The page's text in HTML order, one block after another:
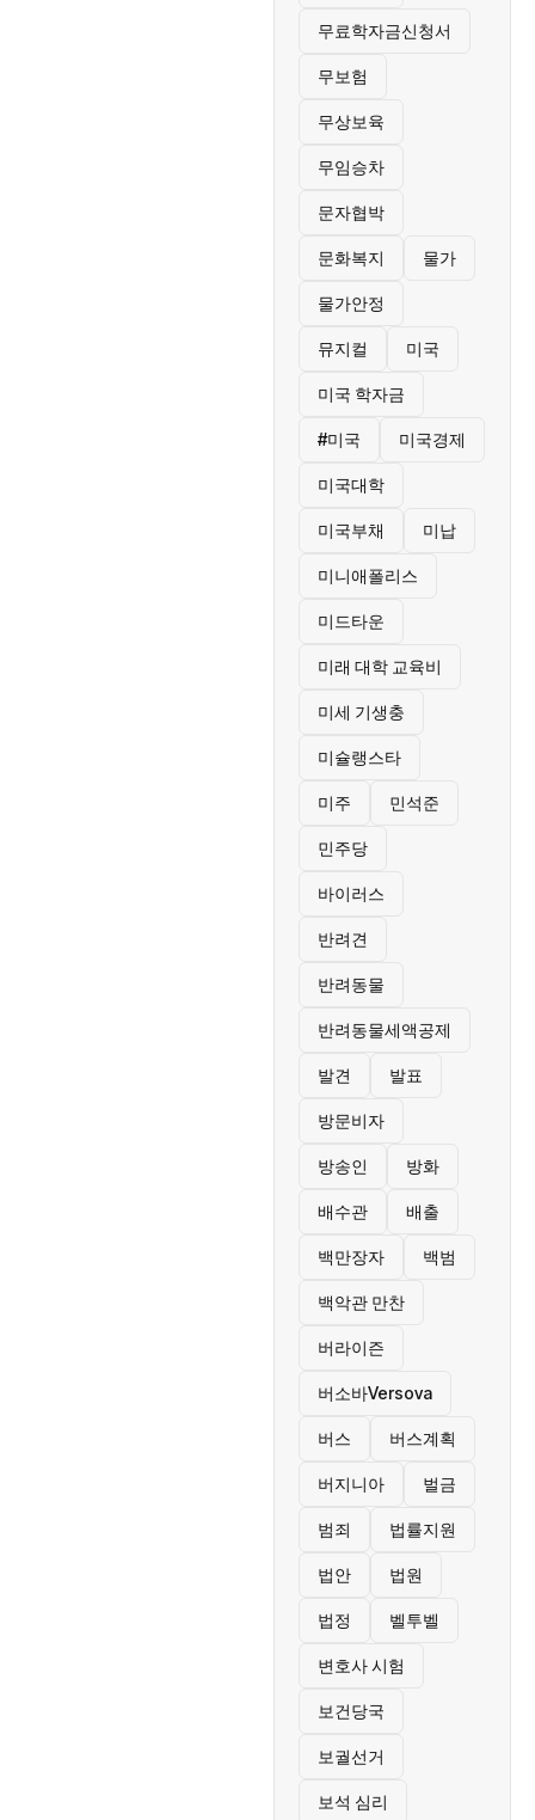
무료학자금신청서
무보험
무상보육
무임승차
문자협박
문화복지 물가
물가안정
뮤지컬 미국
미국 학자금
#미국 미국경제
미국대학
미국부채 미납
미니애폴리스
미드타운
미래 대학 교육비
미세 기생충
미슐랭스타
미주 민석준
민주당
바이러스
반려견
반려동물
반려동물세액공제
발견 발표
방문비자
방송인 방화
배수관 배출
백만장자 백범
백악관 만찬
버라이즌
버소바Versova
버스 버스계획
버지니아 벌금
범죄 법률지원
법안 법원
법정 벨투벨
변호사 시험
보건당국
보궐선거
보석 심리